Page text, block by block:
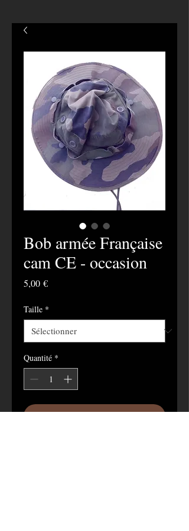
Bob armée Française
cam CE - occasion
5,00 €Prix
Taille *
Quantité *
Ajouter au panier